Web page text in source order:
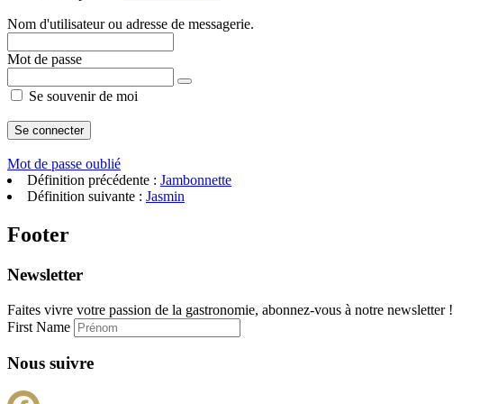
Nom d'utilisateur ou adresse de messagerie.
Mot de passe
Se souvenir de moi
Mot de passe oublié
Définition précédente : Jambonnette
Définition suivante : Jasmin
Footer
Newsletter
Faites vivre votre passion de la gastronomie, abonnez-vous à notre newsletter !
First Name
Nous suivre